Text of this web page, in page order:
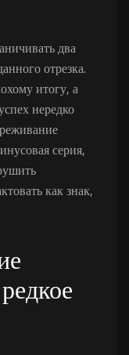
два
отрезка.
итогу, а
нередко
серия,
как знак,